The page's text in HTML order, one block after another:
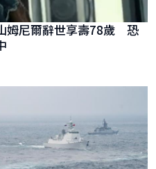
姆尼爾辭世享壽78歲 恐